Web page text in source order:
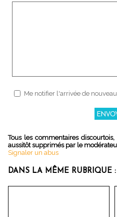
Me notifier l'arrivée de
Tous les commentaires
aussitôt supprimés par le
Signaler un abus
DANS LA MÊME RUBRIQUE :